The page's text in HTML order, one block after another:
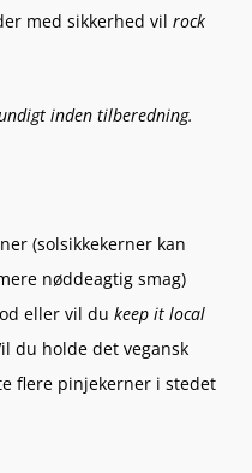
med sikkerhed vil rock
inden tilberedning.
(solsikkekerner kan
nøddeagtig smag)
eller vil du keep it local
du holde det vegansk
flere pinjekerner i stedet